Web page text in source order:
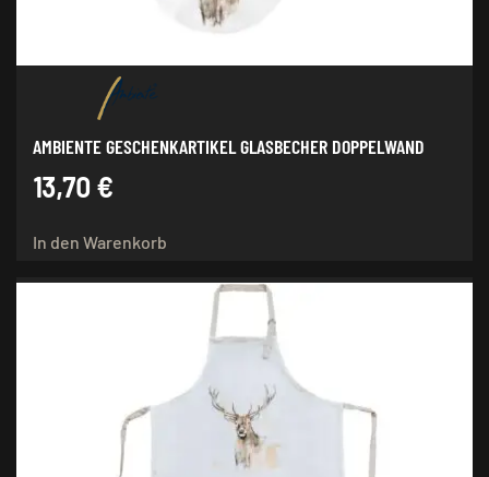
AMBIENTE GESCHENKARTIKEL GLASBECHER DOPPELWAND
13,70 €
In den Warenkorb